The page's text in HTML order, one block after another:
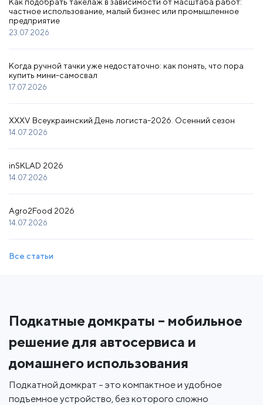
частное использование, малый бизнес или промышленное
предприятие
23.07.2026
Когда ручной тачки уже недостаточно: как понять, что пора
купить мини-самосвал
17.07.2026
XXXV Всеукраинский День логиста-2026. Осенний сезон
14.07.2026
inSKLAD 2026
14.07.2026
Agro2Food 2026
14.07.2026
Все статьи
Подкатные домкраты – мобильное
решение для автосервиса и
домашнего использования
Подкатной домкрат – это компактное и удобное
подъемное устройство, без которого сложно